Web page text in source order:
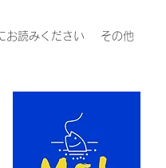
お読みください その他